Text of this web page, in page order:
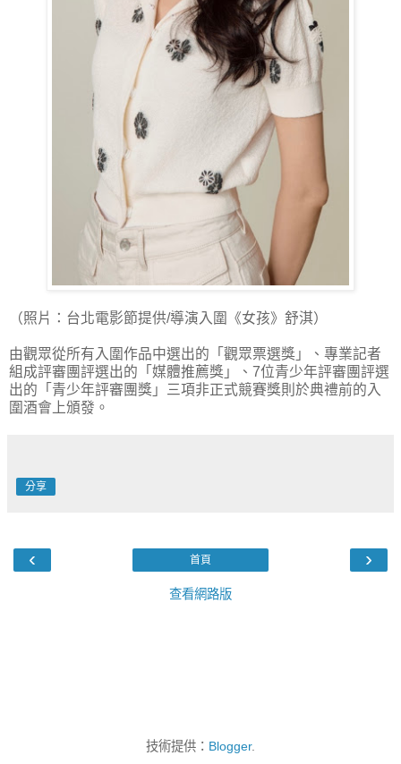
（照片：台北電影節提供/導演入圍《女孩》舒淇）
由觀眾從所有入圍作品中選出的「觀眾票選獎」、專業記者
組成評審團評選出的「媒體推薦獎」、7位青少年評審團評選
出的「青少年評審團獎」三項非正式競賽獎則於典禮前的入
圍酒會上頒發。
分享
‹ ›
首頁
查看網路版
技術提供： Blogger.